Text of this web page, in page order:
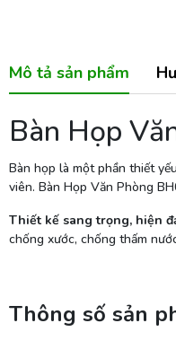
Mô tả sản phẩm
Bàn Họp
Bàn họp là một phần thiết
viên. Bàn Họp Văn Phòng
Thiết kế sang trọng, hiện
chống xước, chống thấm
Thông số sản